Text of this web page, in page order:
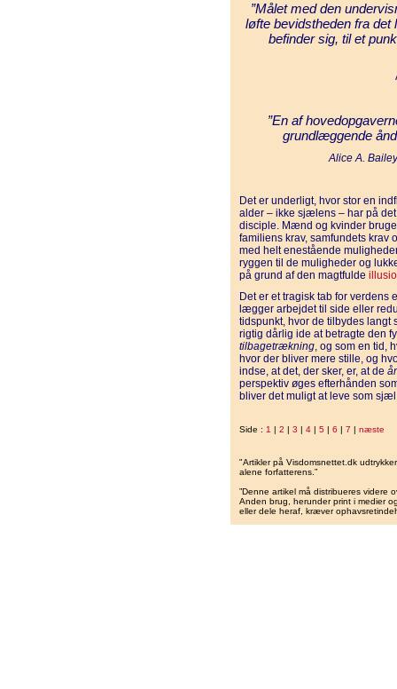
”Målet med den
løfte bevidstheden fra det
befinder sig, til et
”En af
grundlæggende
Alice A.
Det er underligt, hvor stor en
alder – ikke sjælens – har på
disciple. Mænd og kvinder
familiens krav, samfundets krav
med helt enestående
ryggen til de muligheder og
på grund af den magtfulde
Det er et tragisk tab for verdens
lægger arbejdet til side eller
tidspunkt, hvor de tilbydes langt
rigtig dårlig ide at betragte den
tilbagetrækning, og som en tid,
hvor der bliver mere stille, og
indse, at det, der sker, er, at de
perspektiv øges efterhånden
bliver det muligt at leve som
Side : 1 | 2 | 3 | 4 | 5 | 6 | 7 | næste
"Artikler på Visdomsnettet.dk
alene forfatterens.”
”Denne artikel må distribueres videre
Anden brug, herunder print i medier
eller dele heraf, kræver